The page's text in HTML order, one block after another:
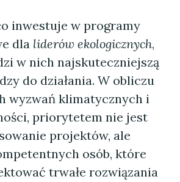
inwestuje w programy
dla liderów ekologicznych,
w nich najskuteczniejszą
do działania. W obliczu
wyzwań klimatycznych i
priorytetem nie jest
projektów, ale
osób, które
trwałe rozwiązania